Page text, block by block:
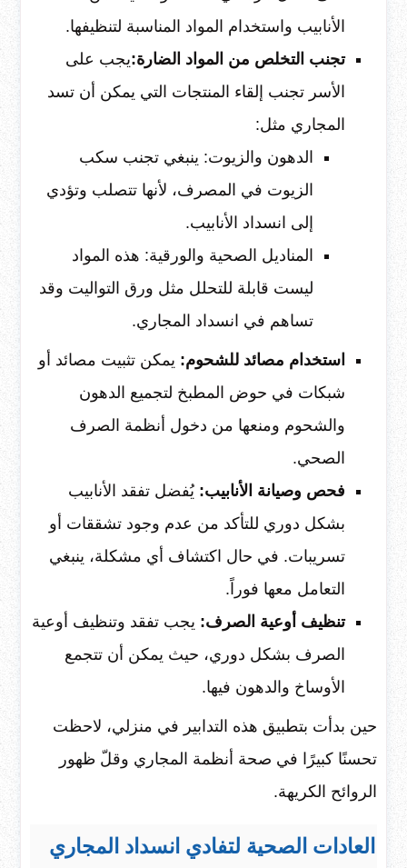
الأنابيب واستخدام المواد المناسبة لتنظيفها.
تجنب التخلص من المواد الضارة:يجب على
الأسر تجنب إلقاء المنتجات التي يمكن أن تسد
المجاري مثل:
الدهون والزيوت: ينبغي تجنب سكب
الزيوت في المصرف، لأنها تتصلب وتؤدي
إلى انسداد الأنابيب.
المناديل الصحية والورقية: هذه المواد
ليست قابلة للتحلل مثل ورق التواليت وقد
تساهم في انسداد المجاري.
استخدام مصائد للشحوم: يمكن تثبيت مصائد أو
شبكات في حوض المطبخ لتجميع الدهون
والشحوم ومنعها من دخول أنظمة الصرف
الصحي.
فحص وصيانة الأنابيب: يُفضل تفقد الأنابيب
بشكل دوري للتأكد من عدم وجود تشققات أو
تسريبات. في حال اكتشاف أي مشكلة، ينبغي
التعامل معها فوراً.
تنظيف أوعية الصرف: يجب تفقد وتنظيف أوعية
الصرف بشكل دوري، حيث يمكن أن تتجمع
الأوساخ والدهون فيها.
حين بدأت بتطبيق هذه التدابير في منزلي، لاحظت
تحسنًا كبيرًا في صحة أنظمة المجاري وقلّ ظهور
الروائح الكريهة.
العادات الصحية لتفادي انسداد المجاري